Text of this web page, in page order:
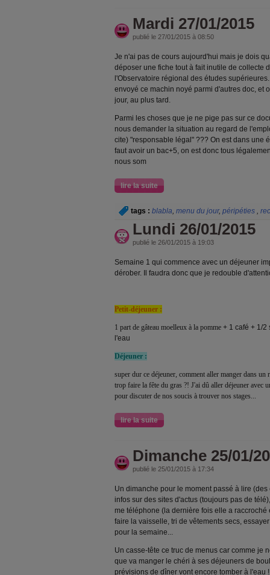
Mardi 27/01/2015
publié le 27/01/2015 à 08:50
Je n'ai pas de cours aujourd'hui mais je dois
déposer une fiche tout à fait inutile de collecte
l'Observatoire régional des études
envoyé ce machin noyé parmi d'autres doc, et
jour, au plus tard.
Parmi les choses que je ne pige pas sur ce
nous demander la situation au regard de
cite) "responsable légal" ??? On est dans une
faut avoir un bac+5, on est donc tous
nous som
lire la suite
tags : blabla, menu du jour, péripéties ,
Lundi 26/01/2015
publié le 26/01/2015 à 19:03
Semaine 1 qui commence avec un déjeuner
dérober. Il faudra donc que je redouble
Petit-déjeuner :
1 part de gâteau moelleux à la pomme + 1 café + 1/2
l'eau
Déjeuner :
super dur ce déjeuner, comment aller manger dans un
trop faire la fête du gras ?! J'ai dû aller déjeuner avec
pour discuter de nos soucis à trouver nos stages...
lire la suite
Dimanche 25/01/
publié le 25/01/2015 à 17:34
Un dimanche pour le moment passé à lire
infos sur des sites d'actus (toujours pas de
me téléphone (la dernière fois elle a
faire la vaisselle, tri de vêtements secs,
pour la semaine...
Un casse-tête ce truc de menus car comme je
que va manger le chéri à ses déjeuners de
prévisions de dîner vont encore tomber à l'eau